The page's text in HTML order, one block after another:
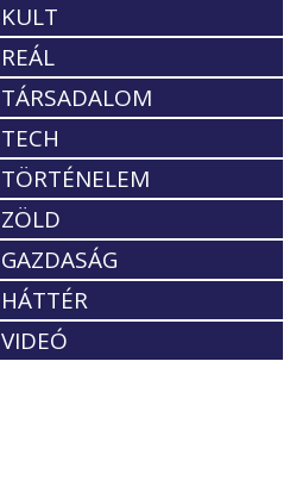
KULT
REÁL
TÁRSADALOM
TECH
TÖRTÉNELEM
ZÖLD
GAZDASÁG
HÁTTÉR
VIDEÓ